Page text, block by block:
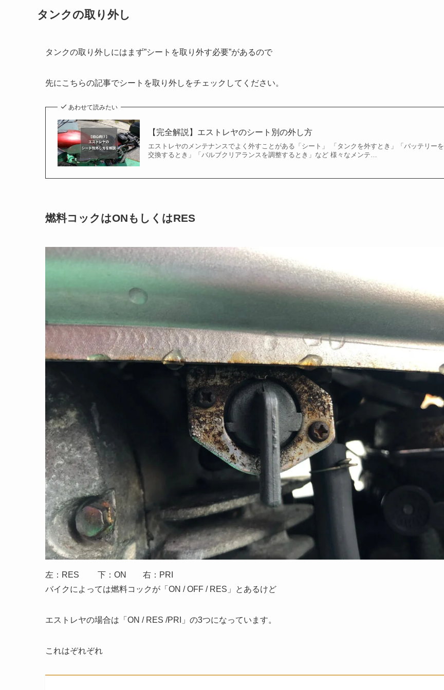
タンクの取り外し
タンクの取り外しにはまず”シートを取り外す必要”があるので
先にこちらの記事でシートを取り外しをチェックしてください。
あわせて読みたい
【完全解説】エストレヤのシート別の外し方
エストレヤのメンテナンスでよく外すことがある「シート」 「タンクを外すとき」「バッテリーを
交換するとき」「バルブクリアランスを調整するとき」など 様々なメンテ…
燃料コックはONもしくはRES
左：RES 下：ON 右：PRI
バイクによっては燃料コックが「ON / OFF / RES」とあるけど
エストレヤの場合は「ON / RES /PRI」の3つになっています。
これはぞれぞれ